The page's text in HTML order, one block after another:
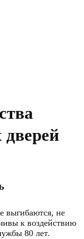
выгибаются, не
к воздействию
80 лет.